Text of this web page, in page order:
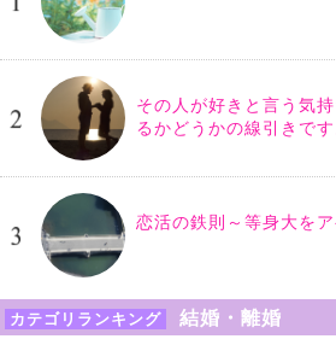
その人が好きと言う気
るかどうかの線引きです
恋活の鉄則～等身大をア
カテゴリランキング 結婚・離婚